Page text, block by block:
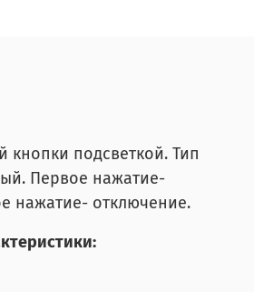
кнопки подсветкой. Тип
Первое нажатие-
нажатие- отключение.